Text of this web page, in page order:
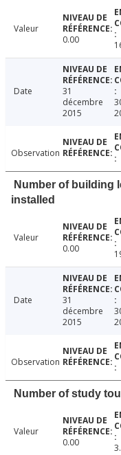
Valeur
0.00
Date
31
décembre
2015
Observation
Number of building
installed
Valeur
0.00
Date
31
décembre
2015
Observation
Number of study
Valeur
0.00